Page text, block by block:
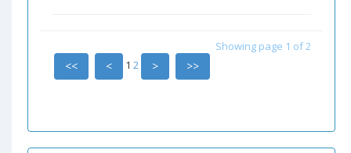
Showing page 1 of 2
<<
<
1 2
>
>>